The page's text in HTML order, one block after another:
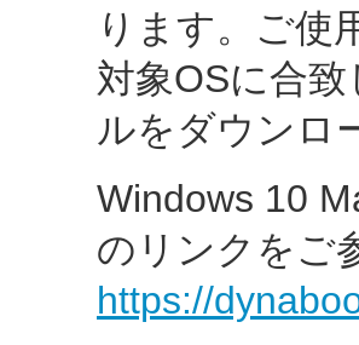
ります。ご使
対象OSに合
ルをダウンロ
Windows 10
のリンクをご
https://